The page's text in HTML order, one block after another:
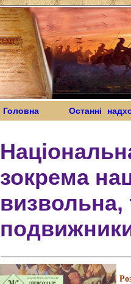
Головна Останні
зокрема
визвольна,